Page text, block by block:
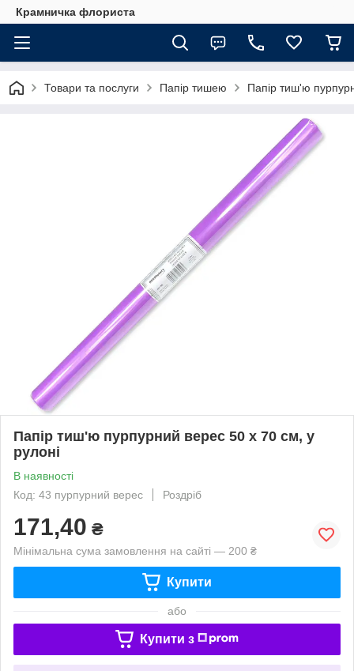
Крамничка флориста
Товари та послуги Папір тишею Папір тиш'ю
Папір тиш'ю пурпурний верес 50 х 70 см, у
рулоні
В наявності
Код: 43 пурпурний верес
Роздріб
171,40 ₴
Мінімальна сума замовлення на сайті — 200 ₴
Купити
або
Купити з